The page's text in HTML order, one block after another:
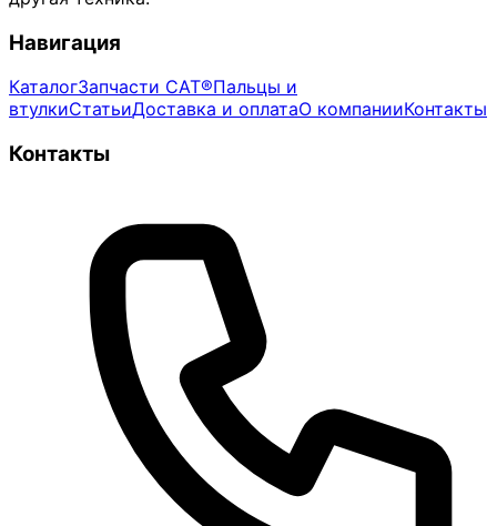
Навигация
КаталогЗапчасти CAT®Пальцы и
втулкиСтатьиДоставка и оплатаО компанииКонтакты
Контакты